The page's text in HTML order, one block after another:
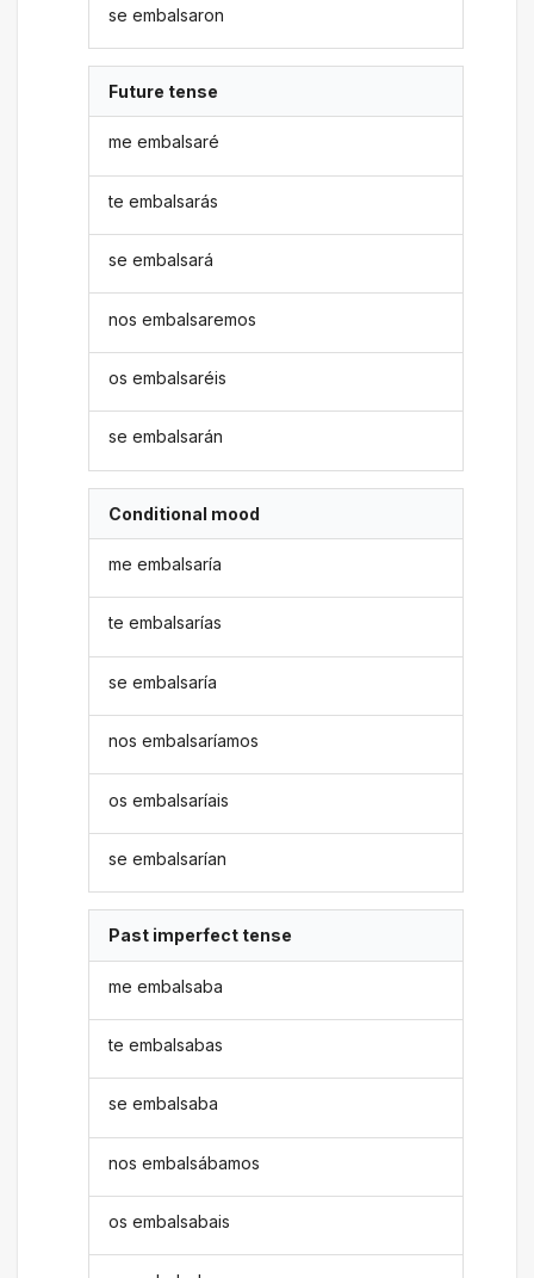
se embalsaron
Future tense
me embalsaré
te embalsarás
se embalsará
nos embalsaremos
os embalsaréis
se embalsarán
Conditional mood
me embalsaría
te embalsarías
se embalsaría
nos embalsaríamos
os embalsaríais
se embalsarían
Past imperfect tense
me embalsaba
te embalsabas
se embalsaba
nos embalsábamos
os embalsabais